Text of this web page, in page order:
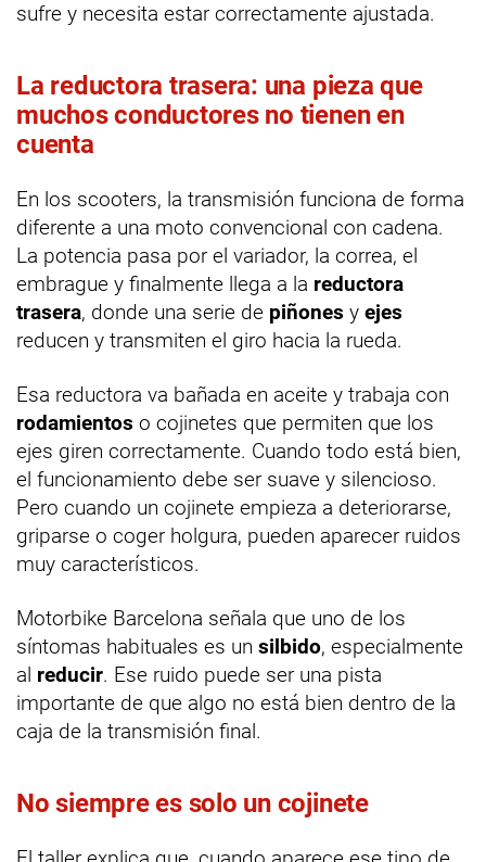
sufre y necesita estar correctamente ajustada.
La reductora trasera: una pieza que
muchos conductores no tienen en
cuenta
En los scooters, la transmisión funciona de forma
diferente a una moto convencional con cadena.
La potencia pasa por el variador, la correa, el
embrague y finalmente llega a la reductora
trasera, donde una serie de piñones y ejes
reducen y transmiten el giro hacia la rueda.
Esa reductora va bañada en aceite y trabaja con
rodamientos o cojinetes que permiten que los
ejes giren correctamente. Cuando todo está bien,
el funcionamiento debe ser suave y silencioso.
Pero cuando un cojinete empieza a deteriorarse,
griparse o coger holgura, pueden aparecer ruidos
muy característicos.
Motorbike Barcelona señala que uno de los
síntomas habituales es un silbido, especialmente
al reducir. Ese ruido puede ser una pista
importante de que algo no está bien dentro de la
caja de la transmisión final.
No siempre es solo un cojinete